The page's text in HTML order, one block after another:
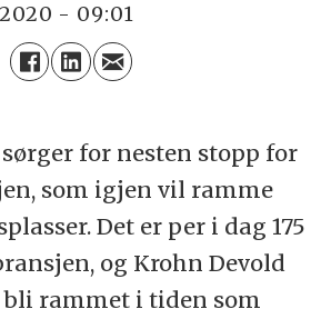
- 09:01
for nesten stopp for
som igjen vil ramme
Det er per i dag 175
og Krohn Devold
rammet i tiden som